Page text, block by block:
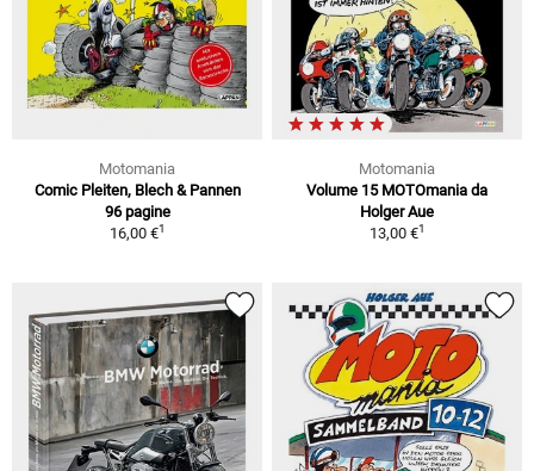
Motomania
Comic Pleiten, Blech & Pannen
96 pagine
16,00 €1
Motomania
Volume 15 MOTOmania da
Holger Aue
13,00 €1